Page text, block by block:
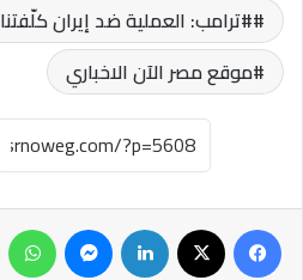
#ترامب: العملية ضد إيران كلّفتنا 13 جنديًا
موقع مصر الآن الاخباري
فيسبوك لينكدإن ماسنجر